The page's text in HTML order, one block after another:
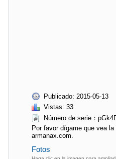
Publicado: 2015-05-13
Vistas: 33
Número de serie：
Por favor dígame que vea
armanax.com.
Fotos